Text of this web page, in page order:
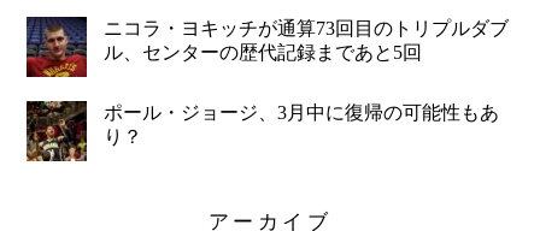
ニコラ・ヨキッチが通算73回目のトリプルダブ
ル、センターの歴代記録まであと5回
ポール・ジョージ、3月中に復帰の可能性もあ
り？
アーカイブ